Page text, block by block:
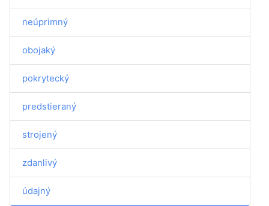
neúprimný
obojaký
pokrytecký
predstieraný
strojený
zdanlivý
údajný